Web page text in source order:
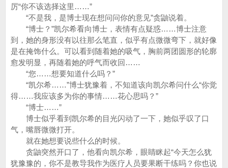
厉“你不该选择这里……”
“不是我，是博士现在想问问你的意见”贪鼬说着。
“博士？”凯尔希看向博士，表情有点疑惑……博士注意
到，她的身形没有以往那么笔直，似乎有点微微弯下，就好像
是在掩饰什么。可以看到随着她的吸气，胸前两团圆形的轮廓
愈发明显，再随着她的呼气而收回……
“您……想要知道什么吗？”
“凯尔希……”博士犹豫着，不知道该向凯尔希问什么“你觉
得……我应该多为你的事情……花心思吗？”
“博士……”
博士似乎看到凯尔希的目光闪动了一下，她似乎叹了口
气，嘴唇微微打开。
就在她想要说些什么的时候。
贪鼬突然开口了，他看向凯尔希，眼睛眯起“今天怎么犹
犹豫豫的，你不是教导我作为医疗人员要果断干练吗？你也说